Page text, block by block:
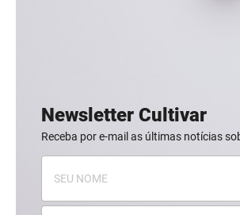
Newsletter Cultivar
Receba por e-mail as últimas notícias